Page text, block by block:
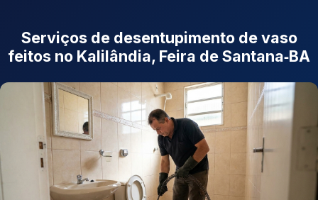
Serviços de desentupimento de vaso
feitos no Kalilândia, Feira de Santana‑BA